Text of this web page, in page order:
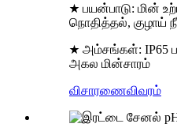
★ பயன்பாடு: மின்
நொதித்தல், குழாய்
★ அம்சங்கள்: IP65
அகல மின்சாரம்
விசாரணைவிவரம்